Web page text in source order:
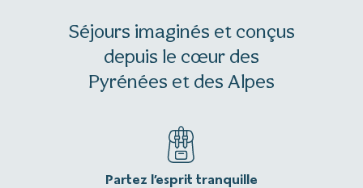
Séjours vélo de route :
Séjours imaginés et conçus
depuis le cœur des
Pyrénées et des Alpes
Partez l’esprit tranquille